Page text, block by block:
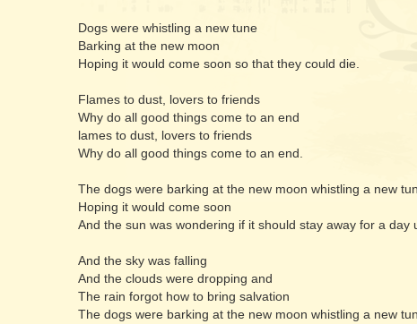
Dogs were whistling a new tune
Barking at the new moon
Hoping it would come soon so that they could die.
Flames to dust, lovers to friends
Why do all good things come to an end
lames to dust, lovers to friends
Why do all good things come to an end.
The dogs were barking at the new moon whistling a new
Hoping it would come soon
And the sun was wondering if it should stay away for a day
And the sky was falling
And the clouds were dropping and
The rain forgot how to bring salvation
The dogs were barking at the new moon whistling a new